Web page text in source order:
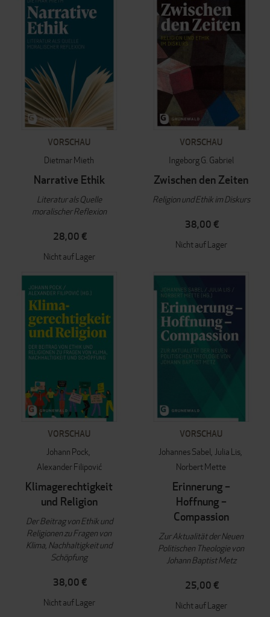
VORSCHAU
Dietmar Mieth
Narrative Ethik
Literatur als Quelle
moralischer Reflexion
28,00 €
Nicht auf Lager
VORSCHAU
Ingeborg G. Gabriel
Zwischen den Zeiten
Religion und Ethik im Diskurs
38,00 €
Nicht auf Lager
VORSCHAU
Johann Pock
Alexander Filipović
Klimagerechtigkeit
und Religion
Der Beitrag von Ethik und
Religionen zu Fragen von
Klima, Nachhaltigkeit und
Schöpfung
38,00 €
Nicht auf Lager
VORSCHAU
Johannes Sabel Julia Lis
Norbert Mette
Erinnerung –
Hoffnung –
Compassion
Zur Aktualität der Neuen
Politischen Theologie von
Johann Baptist Metz
25,00 €
Nicht auf Lager